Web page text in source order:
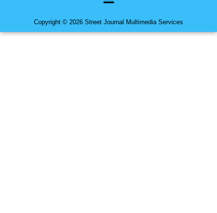
Copyright © 2026 Street Journal Multimedia Services